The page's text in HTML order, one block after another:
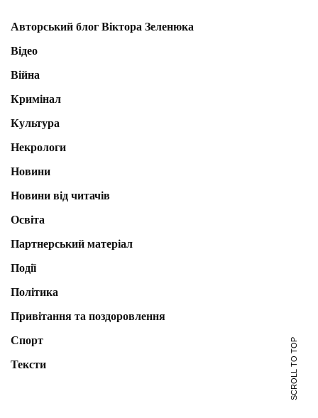
Авторський блог Віктора Зеленюка
Відео
Війна
Кримінал
Культура
Некрологи
Новини
Новини від читачів
Освіта
Партнерський матеріал
Події
Політика
Привітання та поздоровлення
Спорт
Тексти
SCROLL TO TOP